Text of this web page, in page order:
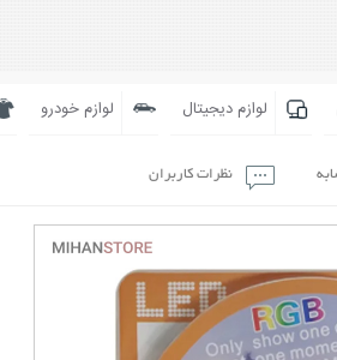
لوازم دیجیتال لوازم خودرو
نظرات کاربران